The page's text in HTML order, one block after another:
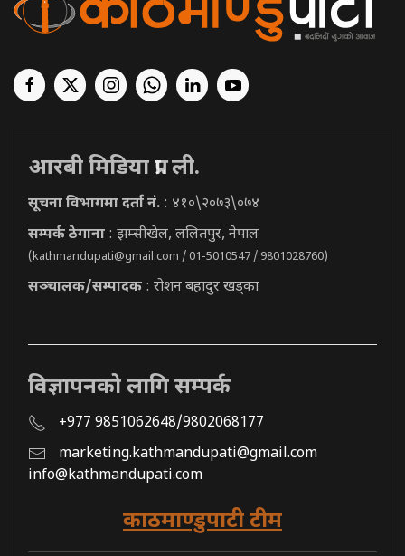
आरबी मिडिया प्रा. ली.
सूचना विभागमा दर्ता नं. : ४१०\२०७३\०७४
सम्पर्क ठेगाना : झम्सीखेल, ललितपुर, नेपाल
(kathmandupati@gmail.com / 01-5010547 / 9801028760)
सञ्चालक/सम्पादक : रोशन बहादुर खड्का
विज्ञापनको लागि सम्पर्क
+977 9851062648/9802068177
marketing.kathmandupati@gmail.com
info@kathmandupati.com
काठमाण्डुपाटी टीम